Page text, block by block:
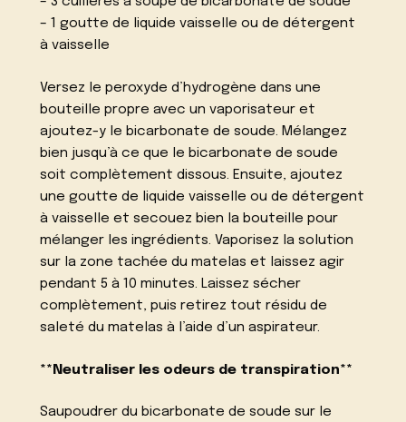
– 1 goutte de liquide vaisselle ou de détergent
à vaisselle
Versez le peroxyde d’hydrogène dans une
bouteille propre avec un vaporisateur et
ajoutez-y le bicarbonate de soude. Mélangez
bien jusqu’à ce que le bicarbonate de soude
soit complètement dissous. Ensuite, ajoutez
une goutte de liquide vaisselle ou de détergent
à vaisselle et secouez bien la bouteille pour
mélanger les ingrédients. Vaporisez la solution
sur la zone tachée du matelas et laissez agir
pendant 5 à 10 minutes. Laissez sécher
complètement, puis retirez tout résidu de
saleté du matelas à l’aide d’un aspirateur.
**Neutraliser les odeurs de transpiration**
Saupoudrer du bicarbonate de soude sur le